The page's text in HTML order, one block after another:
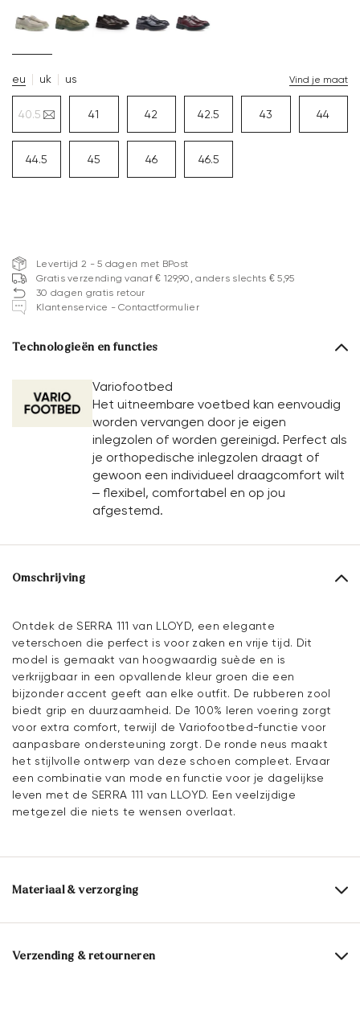
eu uk us Vind je maat
40.5 41 42 42.5 43 44
44.5 45 46 46.5
Levertijd 2 - 5 dagen met BPost
Gratis verzending vanaf € 129,90, anders slechts € 5,95
30 dagen gratis retour
Klantenservice - Contactformulier
Technologieën en functies
Variofootbed
Het uitneembare voetbed kan eenvoudig
worden vervangen door je eigen
inlegzolen of worden gereinigd. Perfect als
je orthopedische inlegzolen draagt of
gewoon een individueel draagcomfort wilt
– flexibel, comfortabel en op jou
afgestemd.
Omschrijving
Ontdek de SERRA 111 van LLOYD, een elegante
veterschoen die perfect is voor zaken en vrije tijd. Dit
model is gemaakt van hoogwaardig suède en is
verkrijgbaar in een opvallende kleur groen die een
bijzonder accent geeft aan elke outfit. De rubberen zool
biedt grip en duurzaamheid. De 100% leren voering zorgt
voor extra comfort, terwijl de Variofootbed-functie voor
aanpasbare ondersteuning zorgt. De ronde neus maakt
het stijlvolle ontwerp van deze schoen compleet. Ervaar
een combinatie van mode en functie voor je dagelijkse
leven met de SERRA 111 van LLOYD. Een veelzijdige
metgezel die niets te wensen overlaat.
Materiaal & verzorging
Productieschaal: UK-maten
Bovenwerk: Rauleder
Verzending & retourneren